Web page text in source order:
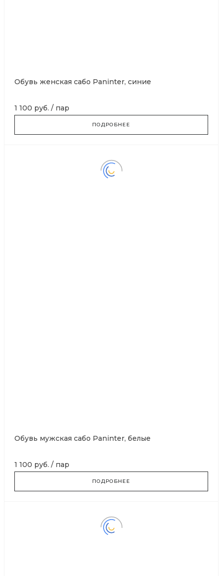
Обувь женская сабо Paninter, синие
1 100 руб. / пар
ПОДРОБНЕЕ
Обувь мужская сабо Paninter, белые
1 100 руб. / пар
ПОДРОБНЕЕ